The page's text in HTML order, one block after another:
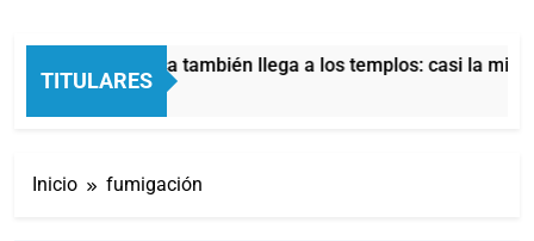
TITULARES
económica también llega a los templos: casi la mitad de
Inicio fumigación